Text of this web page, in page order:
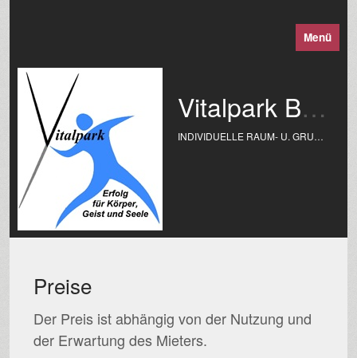
Menü
Vitalpark Bochum
INDIVIDUELLE RAUM- U. GRUNDSTÜCKSGRÖSSEN IM MEDIZINISCHEN BEREICH
Preise
Der Preis ist abhängig von der Nutzung und
der Erwartung des Mieters.